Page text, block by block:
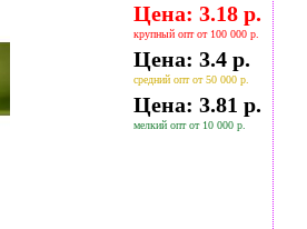
Цена: 3.18 р.
крупный опт от 100 000 р.
Цена: 3.4 р.
средний опт от 50 000 р.
Цена: 3.81 р.
мелкий опт от 10 000 р.